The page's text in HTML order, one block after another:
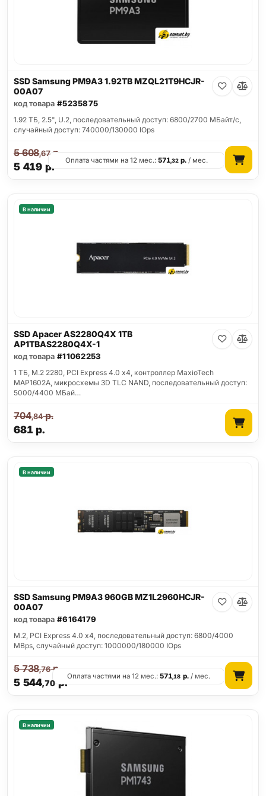
SSD Samsung PM9A3 1.92TB MZQL21T9HCJR-
00A07
код товара #5235875
1.92 ТБ, 2.5", U.2, последовательный доступ: 6800/2700 МБайт/с,
случайный доступ: 740000/130000 IOps
5 419 р.
5 608,67р.
Оплата частями на 12 мес.:571,32 р. / мес.
В наличии
SSD Apacer AS2280Q4X 1TB
AP1TBAS2280Q4X-1
код товара #11062253
1 ТБ, M.2 2280, PCI Express 4.0 x4, контроллер MaxioTech
MAP1602A, микросхемы 3D TLC NAND, последовательный доступ:
5000/4400 МБай…
681 р.
704,84р.
В наличии
SSD Samsung PM9A3 960GB MZ1L2960HCJR-
00A07
код товара #6164179
M.2, PCI Express 4.0 x4, последовательный доступ: 6800/4000
MBps, случайный доступ: 1000000/180000 IOps
5 544,70 р.
5 738,76р.
Оплата частями на 12 мес.:571,18 р./ мес.
В наличии